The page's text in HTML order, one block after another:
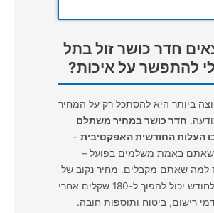
חדר כושר זול בתל
להתפשר על איכות?
ביותר היא להסתכל רק על המחיר
חדר כושר במחיר משתלם
העלות החודשית האפקטיבית –
שאתם באמת משלמים בפועל –
למה שאתם מקבלים. מחיר נקוב של
99 שקלים לחודש יכול להפוך ל-180 שקלים אחרי
רישום, ביטוח ותוספות חובה.